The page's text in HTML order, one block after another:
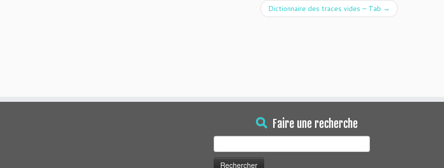
Dictionnaire des traces vides – Tab →
Faire une recherche